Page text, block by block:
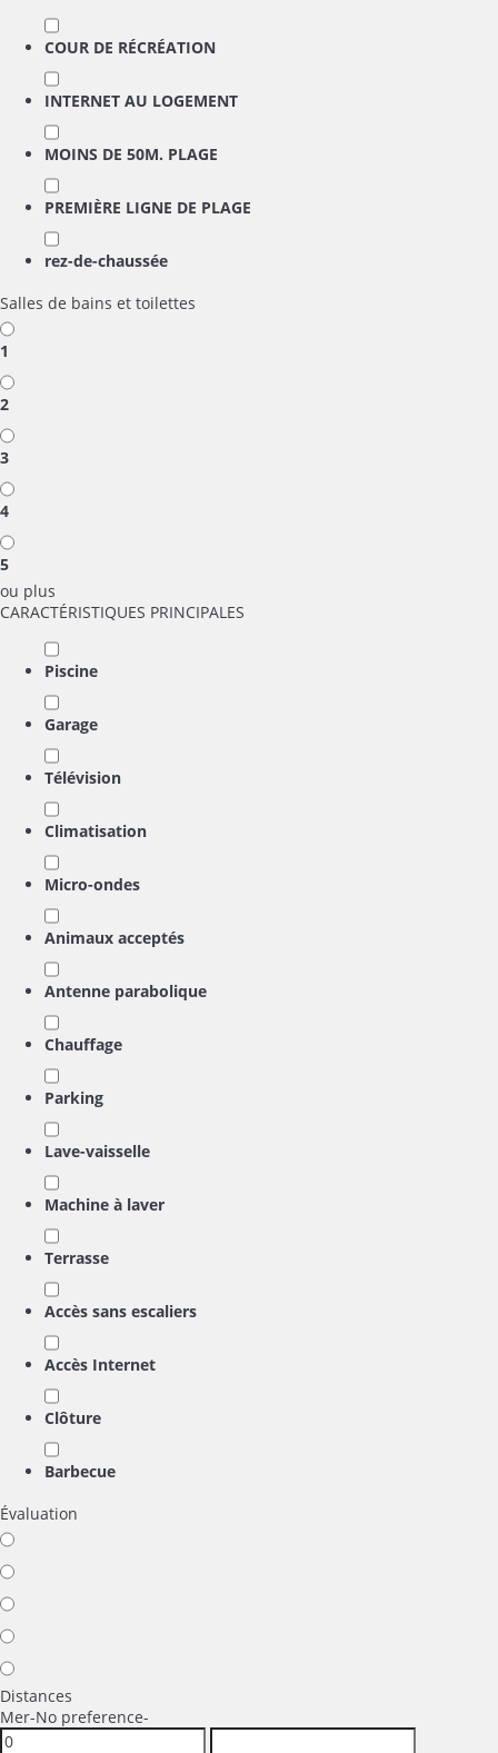
COUR DE RÉCRÉATION
INTERNET AU LOGEMENT
MOINS DE 50M. PLAGE
PREMIÈRE LIGNE DE PLAGE
rez-de-chaussée
Salles de bains et toilettes
1
2
3
4
5
ou plus
CARACTÉRISTIQUES PRINCIPALES
Piscine
Garage
Télévision
Climatisation
Micro-ondes
Animaux acceptés
Antenne parabolique
Chauffage
Parking
Lave-vaisselle
Machine à laver
Terrasse
Accès sans escaliers
Accès Internet
Clôture
Barbecue
Évaluation
Distances
Mer-No preference-